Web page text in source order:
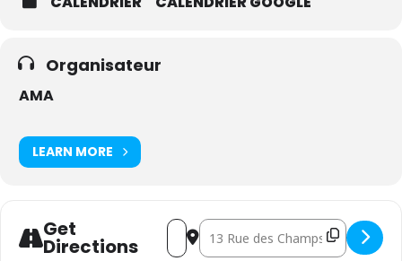
Organisateur
AMA
LEARN MORE
Get
Directions
Address - GT « Mémorandum Travail
Destination Address - GT «